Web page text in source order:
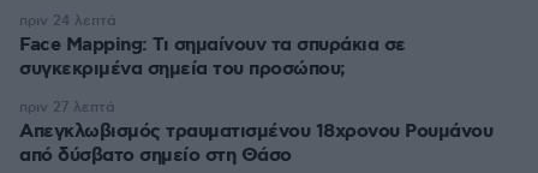
Face Mapping: Τι σημαίνουν τα σπυράκια σε
συγκεκριμένα σημεία του προσώπου;
πριν 24 λεπτά
Απεγκλωβισμός τραυματισμένου 18χρονου Ρουμάνου
από δύσβατο σημείο στη Θάσο
πριν 27 λεπτά